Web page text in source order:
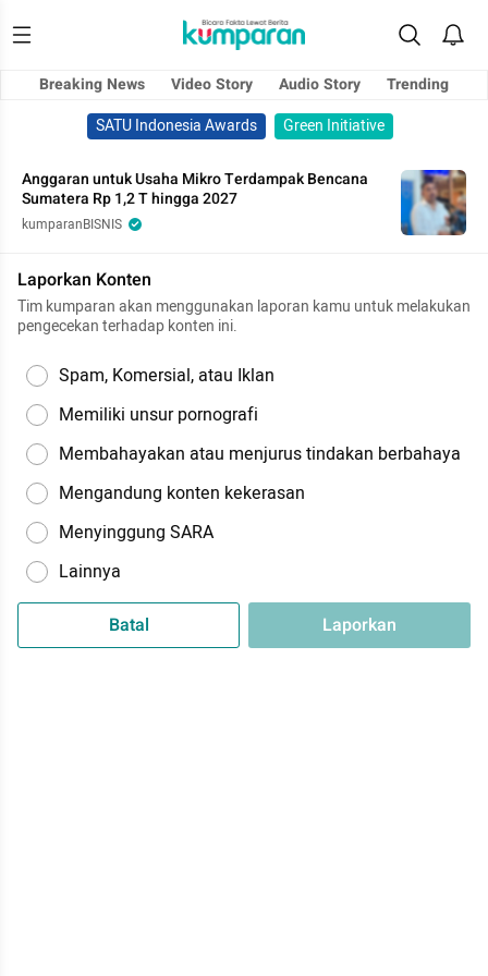
Breaking News Video Story Audio Story
Trending
SATU Indonesia Awards
Green Initiative
Anggaran untuk Usaha Mikro Terdampak Bencana
Sumatera Rp 1,2 T hingga 2027
kumparanBISNIS
Laporkan Konten
Tim kumparan akan menggunakan laporan kamu untuk melakukan
pengecekan terhadap konten ini.
Spam, Komersial, atau Iklan
Memiliki unsur pornografi
Membahayakan atau menjurus tindakan berbahaya
Mengandung konten kekerasan
Menyinggung SARA
Lainnya
Batal Laporkan